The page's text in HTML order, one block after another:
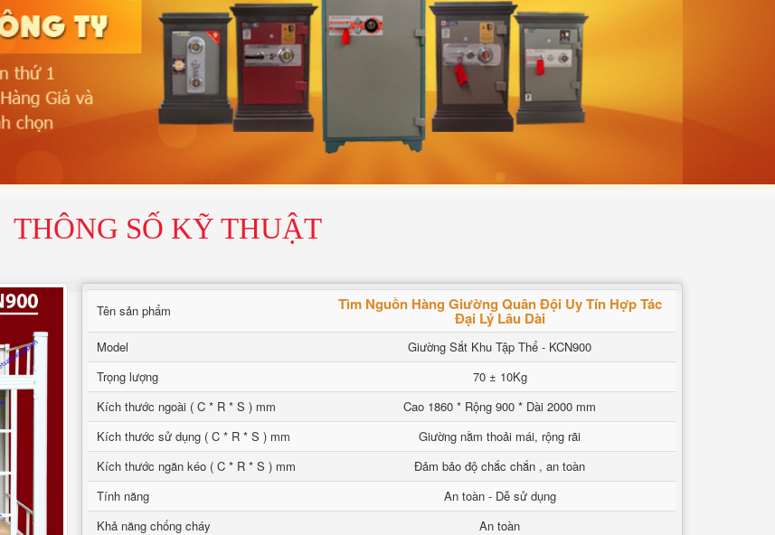
THÔNG SỐ KỸ THUẬT
Tên sản phẩm Tìm Nguồn Hàng Giường Quân Đội Uy Tín Hợp Tác
Đại Lý Lâu Dài
Model
Giường Sắt Khu Tập Thể - KCN900
Trọng lượng
70 ± 10Kg
Kích thước ngoài ( C * R * S ) mm
Cao 1860 * Rộng 900 * Dài 2000 mm
Kích thước sử dụng ( C * R * S ) mm
Giường nằm thoải mái, rộng rãi
Kích thước ngăn kéo ( C * R * S ) mm
Đảm bảo độ chắc chắn , an toàn
Tính năng
An toàn - Dễ sử dụng
Khả năng chống cháy
An toàn